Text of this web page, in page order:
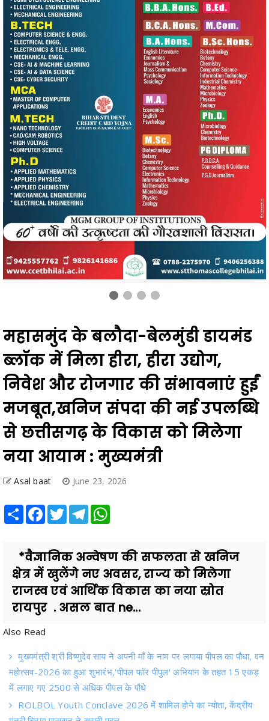
महासमुंद के बलौदा-बेलमुंडी डायमंड
ब्लॉक में मिला हीरा, हीरा उद्योग,
निवेश और रोजगार की संभावनाएं हुईं
मजबूत,खनिज संपदा की नई उपलब्धि
से छत्तीसगढ़ के विकास को मिलेगा
नया आयाम : मुख्यमंत्री
*वैज्ञानिक अन्वेषण की सफलता से खनिज
राजस्व एवं आर्थिक विकास का नया स्रोत
रायपुर . असल बात ne...
Also Read
महोत्सव-2026 का हुआ शुभारंभ,'पीपल फॉर पीपुल' अभियान के तहत 15 एकड़
में लगाए गए 2500 से अधिक पीपल के पौधे
ROLBOL Youth Conclave 2026 में शामिल होने का न्योता, केंद्रीय
मंत्री चिराग पासवान ने सराही पहल